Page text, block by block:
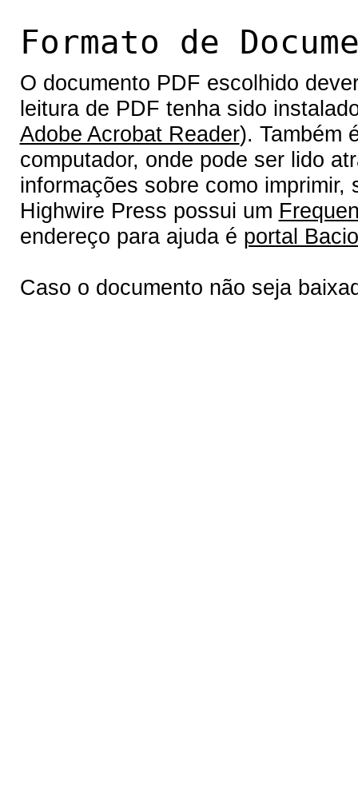
Formato de
O documento PDF escolhido
leitura de PDF tenha sido
Adobe Acrobat Reader). Também
computador, onde pode ser lido
informações sobre como
Highwire Press possui um
endereço para ajuda é portal
Caso o documento não seja